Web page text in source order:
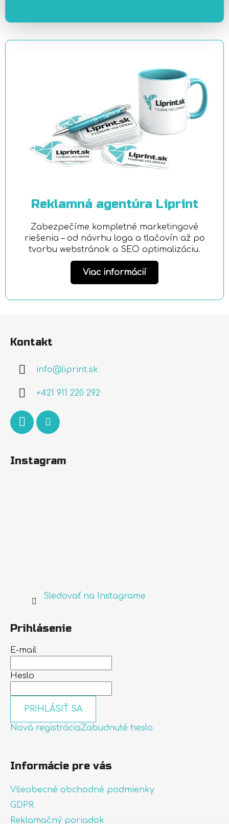
Reklamná agentúra Liprint
Zabezpečíme kompletné marketingové
riešenia – od návrhu loga a tlačovín až po
tvorbu webstránok a SEO optimalizáciu.
Viac informácií
Kontakt
info@liprint.sk
+421 911 220 292
Instagram
Sledovať na Instagrame
Prihlásenie
E-mail
Heslo
PRIHLÁSIŤ SA
Nová registráciaZabudnuté heslo
Informácie pre vás
Všeobecné obchodné podmienky
GDPR
Reklamačný poriadok